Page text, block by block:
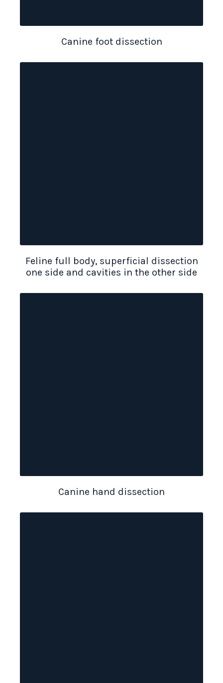
Canine foot dissection
Feline full body, superficial dissection
one side and cavities in the other side
Canine hand dissection